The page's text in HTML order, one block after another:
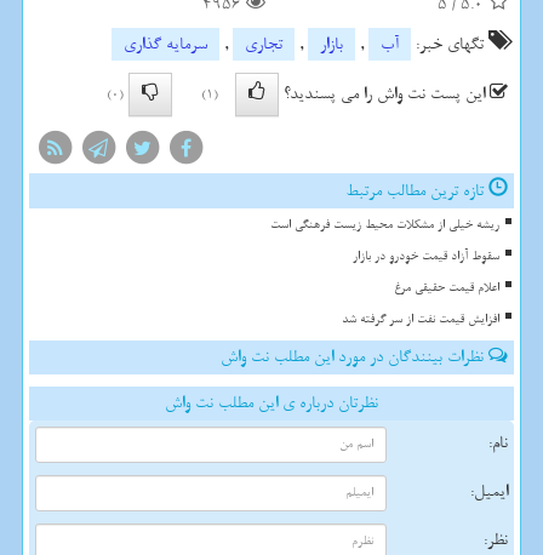
تگهای خبر:
آب , بازار , تجاری ,
سرمایه گذاری
این پست نت واش را می پسندید؟
(1)
(0)
تازه ترین مطالب مرتبط
ریشه خیلی از مشکلات محیط زیست فرهنگی است
سقوط آزاد قیمت خودرو در بازار
اعلام قیمت حقیقی مرغ
افزایش قیمت نفت از سر گرفته شد
نظرات بینندگان در مورد این مطلب نت واش
نظرتان درباره ی این مطلب نت واش
نام:
ایمیل:
نظر: